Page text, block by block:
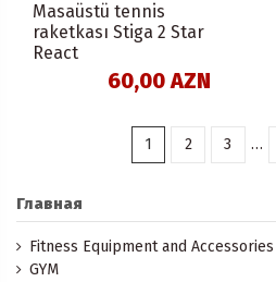
Masaüstü tennis
raketkası Stiga 2 Star
React
60,00 AZN
1 2 3 …
Главная
Fitness Equipment and Accessories
GYM